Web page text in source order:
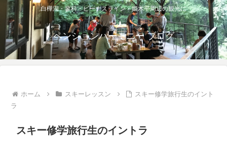
白樺湖・蓼科・ビーナスライン・姫木平周辺の観光に
ペンションハーモニー ブログ
ホーム スキーレッスン
スキー修学旅行生のイント
ラ
スキー修学旅行生のイントラ